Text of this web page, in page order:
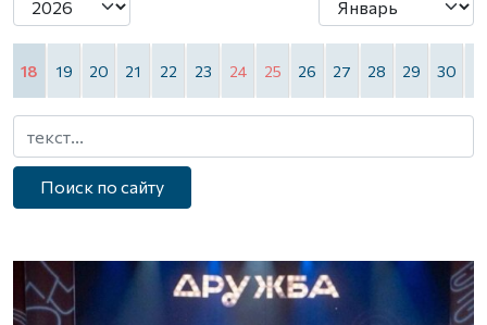
18 19 20 21 22 23 24 25 26 27 28 29 30
Поиск по сайту